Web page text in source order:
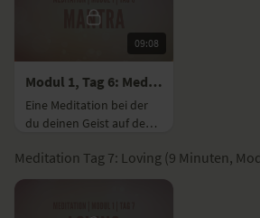
09:08
Modul 1, Tag 6: Meditation mit Fokus Mantra
Eine Meditation bei der
du deinen Geist auf den
fokussierst.
Meditation Tag 7: Loving (9 Minuten,